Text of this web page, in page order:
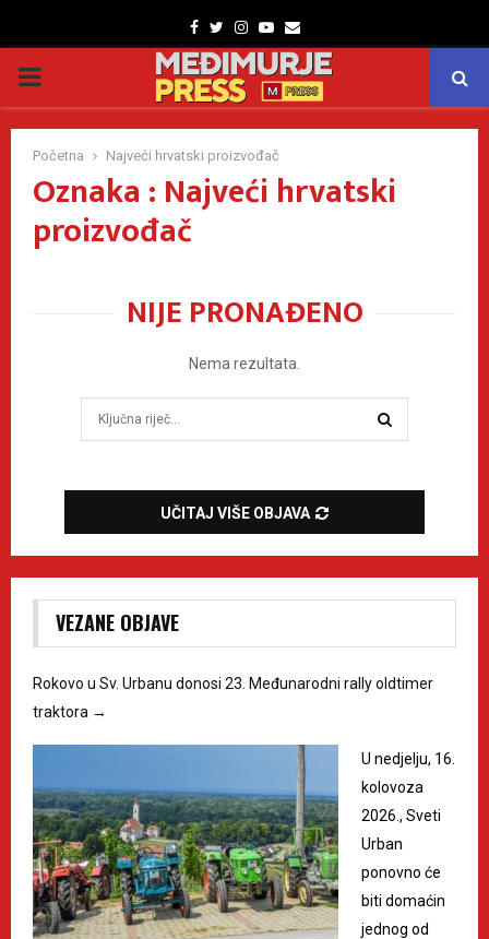
Facebook
TwitterInstagram
Youtube
Email
PRIMARY
MENU
Početna Najveći hrvatski proizvođač
Oznaka : Najveći hrvatski
proizvođač
NIJE PRONAĐENO
Nema rezultata.
UČITAJ VIŠE OBJAVA
VEZANE OBJAVE
Rokovo u Sv. Urbanu donosi 23. Međunarodni rally oldtimer
traktora →
U nedjelju, 16.
kolovoza
2026., Sveti
Urban
ponovno će
biti domaćin
jednog od